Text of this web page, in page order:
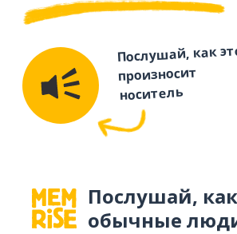
Послушай, как
произносит
носитель
Послушай,
обычные